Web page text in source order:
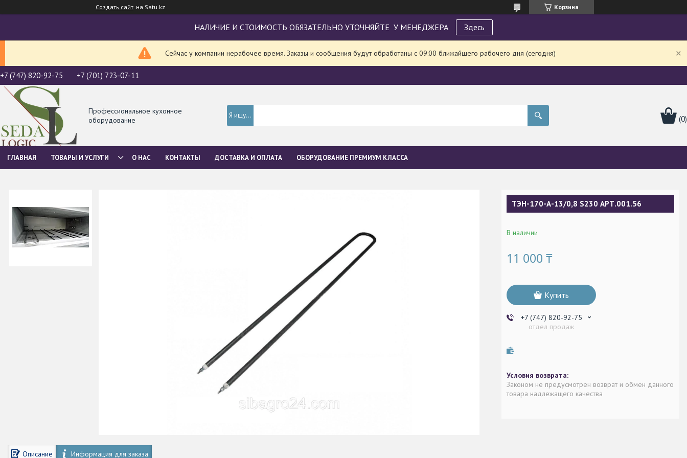
Создать сайт на Satu.kz Корзина
НАЛИЧИЕ И СТОИМОСТЬ ОБЯЗАТЕЛЬНО УТОЧНЯЙТЕ У МЕНЕДЖЕРА Здесь
Сейчас у компании нерабочее время. Заказы и сообщения будут обработаны с 09:00 ближайшего рабочего дня (сегодня)
+7 (747) 820-92-75 +7 (701) 723-07-11
Профессиональное кухонное
оборудование
ГЛАВНАЯ ТОВАРЫ И УСЛУГИ О НАС КОНТАКТЫ ДОСТАВКА И ОПЛАТА ОБОРУДОВАНИЕ ПРЕМИУМ КЛАССА
Описание Информация для заказа
ТЭН-170-А-13/0,8 S230 АРТ.001.56
В наличии
11 000 ₸
Купить
+7 (747) 820-92-75
отдел продаж
Законом не предусмотрен возврат и обмен данного
товара надлежащего качества